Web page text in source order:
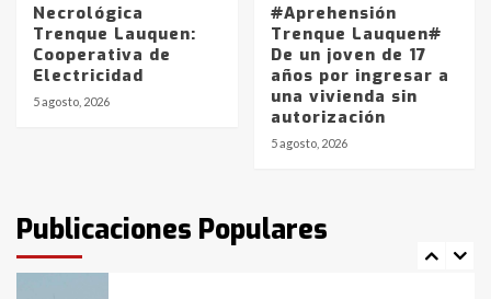
Necrológica
Trenque Lauquen:
Cooperativa de
Electricidad
5 agosto, 2026
#Aprehensión
Trenque Lauquen#
De un joven de 17
años por ingresar a
una vivienda sin
autorización
5 agosto, 2026
Publicaciones Populares
La Bolsa de Cereales de Bahía
Blanca anticipa que Agosto vendrá
con lluvias y heladas, en gran parte
fueron detenidos por
comercialización de drogas en la
tarde del sábado